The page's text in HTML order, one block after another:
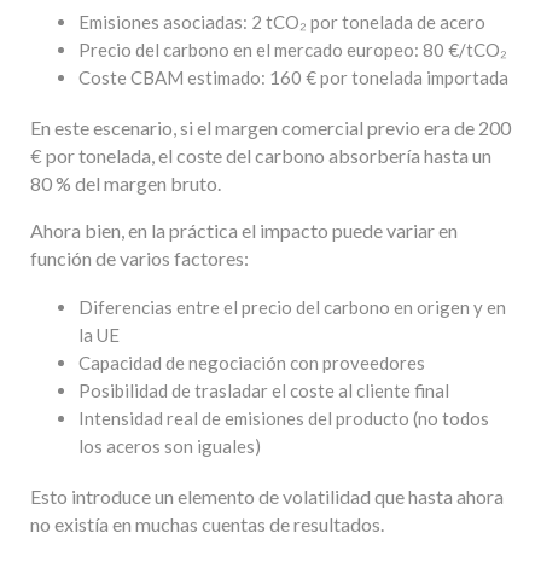
Emisiones asociadas: 2 tCO₂ por tonelada de acero
Precio del carbono en el mercado europeo: 80 €/tCO₂
Coste CBAM estimado: 160 € por tonelada importada
En este escenario, si el margen comercial previo era de 200
€ por tonelada, el coste del carbono absorbería hasta un
80 % del margen bruto.
Ahora bien, en la práctica el impacto puede variar en
función de varios factores:
Diferencias entre el precio del carbono en origen y en
la UE
Capacidad de negociación con proveedores
Posibilidad de trasladar el coste al cliente final
Intensidad real de emisiones del producto (no todos
los aceros son iguales)
Esto introduce un elemento de volatilidad que hasta ahora
no existía en muchas cuentas de resultados.